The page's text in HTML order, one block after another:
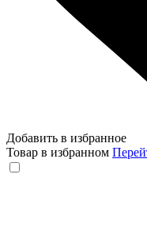
Добавить в избранное
Товар в избранном